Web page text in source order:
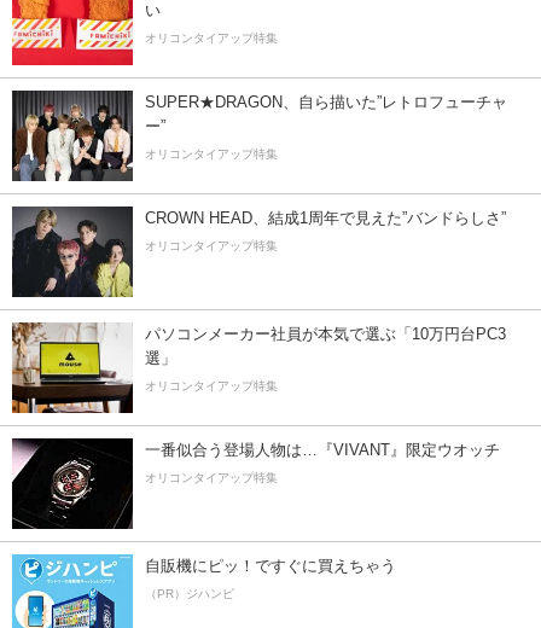
い
オリコンタイアップ特集
SUPER★DRAGON、自ら描いた”レトロフューチャ
ー”
オリコンタイアップ特集
CROWN HEAD、結成1周年で見えた”バンドらしさ”
オリコンタイアップ特集
パソコンメーカー社員が本気で選ぶ「10万円台PC3
選」
オリコンタイアップ特集
一番似合う登場人物は…『VIVANT』限定ウオッチ
オリコンタイアップ特集
自販機にピッ！ですぐに買えちゃう
（PR）ジハンピ